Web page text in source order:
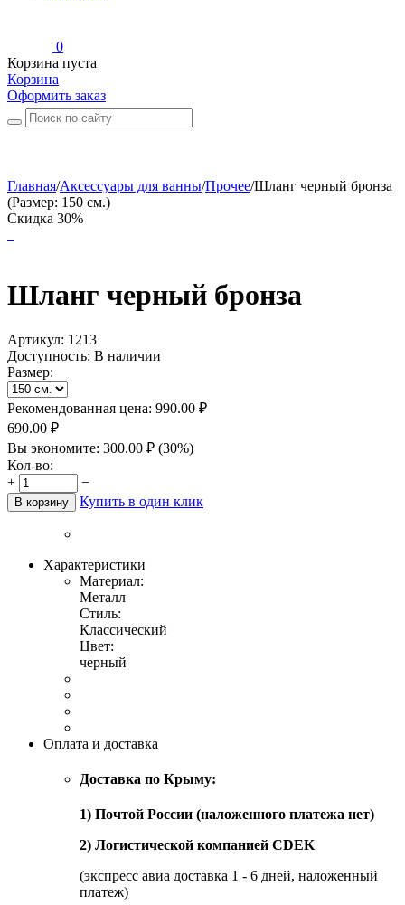
0
Корзина пуста
Корзина
Оформить заказ
Главная/Аксессуары для ванны/Прочее/Шланг черный бронза
(Размер: 150 см.)
Скидка 30%
Шланг черный бронза
Артикул: 1213
Доступность: В наличии
Размер:
Рекомендованная цена: 990.00 ₽
690.00 ₽
Вы экономите: 300.00 ₽ (30%)
Кол-во:
+
−
В корзину Купить в один клик
Характеристики
Материал:
Металл
Стиль:
Классический
Цвет:
черный
Оплата и доставка
Доставка по Крыму:
1) Почтой России (наложенного платежа нет)
2) Логистической компанией CDEK
(экспресс авиа доставка 1 - 6 дней, наложенный
платеж)